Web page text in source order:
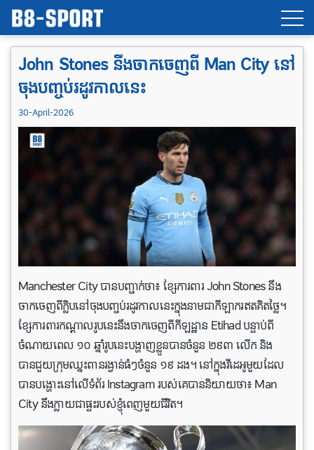
John Stones នឹងចាកចេញពី Man City នៅ
ចុងបញ្ចប់រដូវកាលនេះ
30-April-2026
Manchester City បានបញ្ជាក់ថា៖ ខ្សែការពារ John Stones នឹង
ចាកចេញពីក្លិបនៅចុងបញ្ចប់រដូវកាលនេះក្នុងនាមជាកីឡាករឥតគិតថ្លៃ។
ខ្សែការពារកណ្តាលរូបនេះនឹងចាកចេញពីកីឡដ្ឋាន Etihad បន្ទាប់ពី
ចំណាយពេល ១០ ឆ្នាំរូបនេះបង្ហាញខ្លួនបានចំនួន ២៩៣ លើក និង
បានជួយក្រុមឈ្នះពានរង្វាន់ធំៗចំនួន ១៩ ដង។ នៅក្នុងវីដេអូមួយដែល
បានបង្ហោះនៅលេីទំព័រ Instagram របស់គេបាននិយាយថា៖ Man
City នឹងក្លាយជាផ្ទះរបស់ខ្ញុំពេញមួយជីវិត។